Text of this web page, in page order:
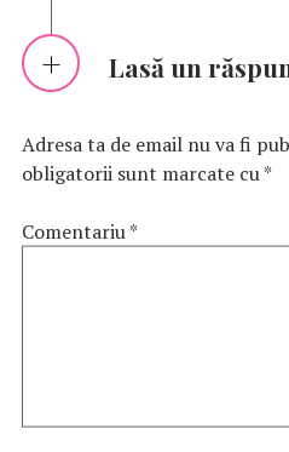
Lasă un
Adresa ta de email nu va fi
obligatorii sunt marcate cu*
Comentariu*